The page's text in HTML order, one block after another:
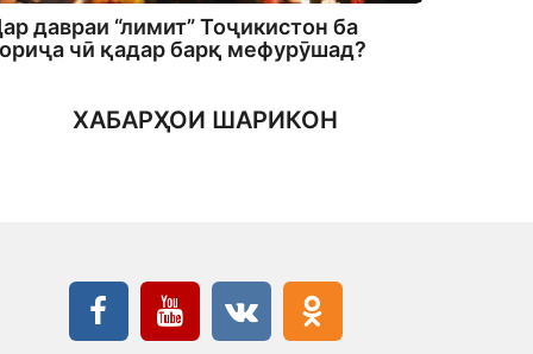
давраи “лимит” Тоҷикистон ба
чӣ қадар барқ мефурӯшад?
ХАБАРҲОИ ШАРИКОН